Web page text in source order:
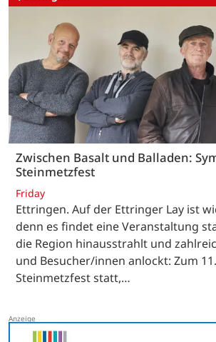
Zwischen Basalt und Balladen:
Steinmetzfest
Friday
Ettringen. Auf der Ettringer Lay ist
denn es findet eine Veranstaltung
die Region hinausstrahlt und
und Besucher/innen anlockt: Zum
Steinmetzfest statt,…